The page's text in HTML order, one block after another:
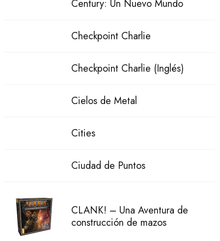
Century: Un Nuevo Mundo
Checkpoint Charlie
Checkpoint Charlie (Inglés)
Cielos de Metal
Cities
Ciudad de Puntos
CLANK! – Una Aventura de
construcción de mazos